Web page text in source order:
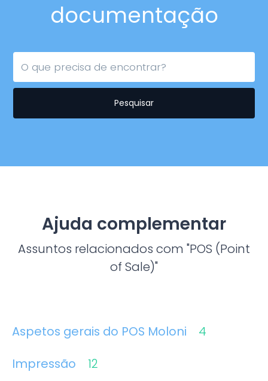
documentação
Pesquisar
Ajuda complementar
Assuntos relacionados com "POS (Point
of Sale)"
Aspetos gerais do POS Moloni
4
Impressão
12